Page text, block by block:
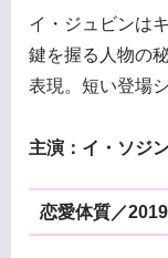
イ・ジュビンは
鍵を握る人物の
表現。短い登場
主演：イ・ソジ
恋愛体質／